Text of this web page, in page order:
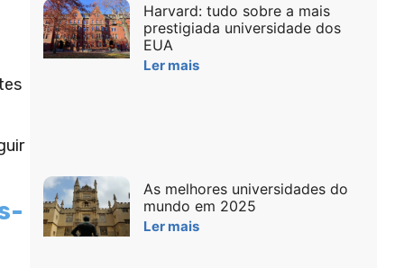
Harvard: tudo sobre a mais
prestigiada universidade dos
EUA
Ler mais
As melhores universidades do
mundo em 2025
Ler mais